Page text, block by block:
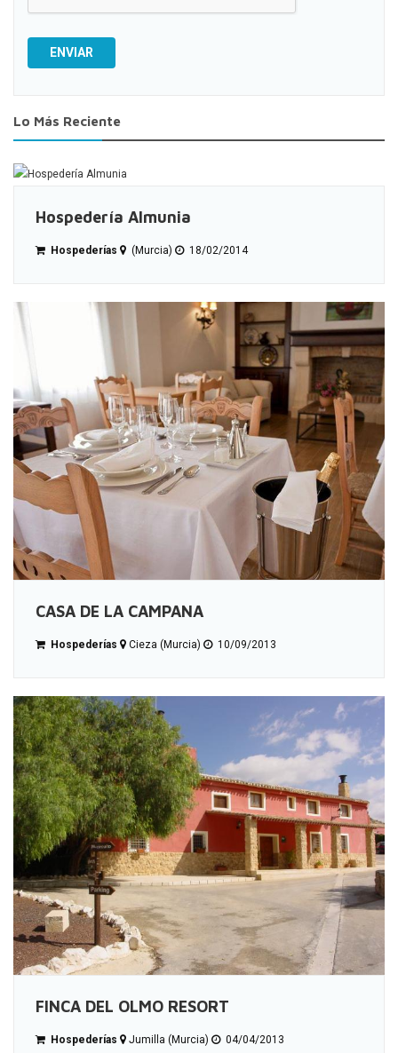
ENVIAR
Lo Más Reciente
Hospedería Almunia
Hospederías (Murcia) 18/02/2014
CASA DE LA CAMPANA
Hospederías Cieza (Murcia) 10/09/2013
FINCA DEL OLMO RESORT
Hospederías Jumilla (Murcia) 04/04/2013